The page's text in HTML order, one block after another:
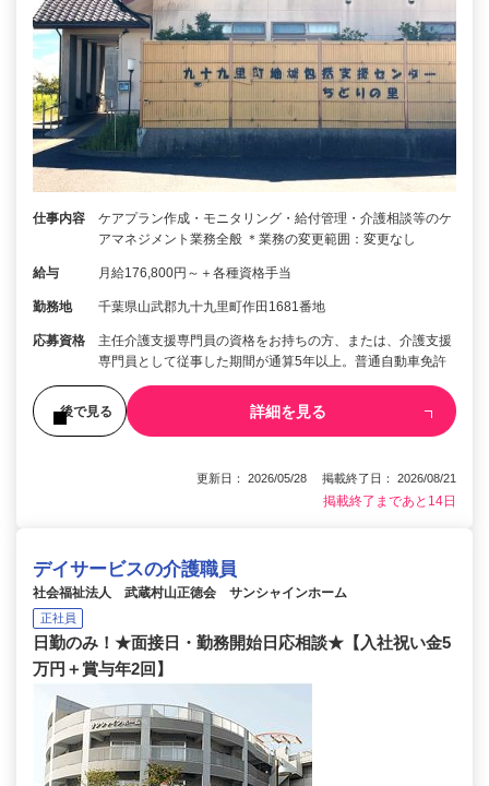
仕事内容
ケアプラン作成・モニタリング・給付管理・介護相談等のケ
アマネジメント業務全般 ＊業務の変更範囲：変更なし
給与 月給176,800円～＋各種資格手当
勤務地 千葉県山武郡九十九里町作田1681番地
応募資格
主任介護支援専門員の資格をお持ちの方、または、介護支援
専門員として従事した期間が通算5年以上。普通自動車免許
後で見る 詳細を見る
更新日： 2026/05/28 掲載終了日： 2026/08/21
掲載終了まであと14日
デイサービスの介護職員
社会福祉法人 武蔵村山正徳会 サンシャインホーム
正社員
日勤のみ！★面接日・勤務開始日応相談★【入社祝い金5
万円＋賞与年2回】